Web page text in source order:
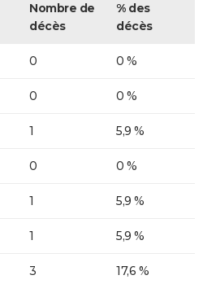
Nombre de
décès
% des
décès
0 0 %
0 0 %
1 5,9 %
0 0 %
1 5,9 %
1 5,9 %
3 17,6 %